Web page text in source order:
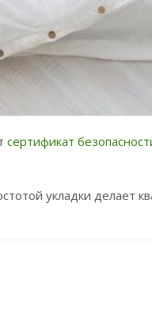
сертификат
укладки делает